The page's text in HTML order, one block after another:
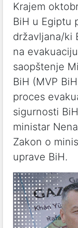
Krajem
BiH u Egiptu
državljana/ki
na
saopštenje
BiH (MVP
proces
sigurnosti
ministar
Zakon o
uprave BiH.